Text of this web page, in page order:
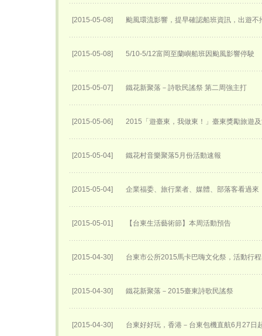
[2015-05-08] 颱風環流影響，提早確認船班資訊，出遊不
[2015-05-08] 5/10-5/12富岡至蘭嶼船班因颱風影響停駛
[2015-05-07] 鐵花新聚落－詩歌民謠祭 第二周強主打
[2015-05-06] 2015「遊臺東，我做東！」臺東獎勵旅遊
[2015-05-04] 鐵花村音樂聚落5月份活動速報
[2015-05-04] 企業福委、旅行業者、媒體、部落客看過
[2015-05-01] 【台東生活藝術節】本周活動預告
[2015-04-30] 台東市公所2015馬卡巴嗨文化祭，活動行
[2015-04-30] 鐵花新聚落－2015臺東詩歌民謠祭
[2015-04-30] 台東好好玩，香港－台東包機直航6月27日​